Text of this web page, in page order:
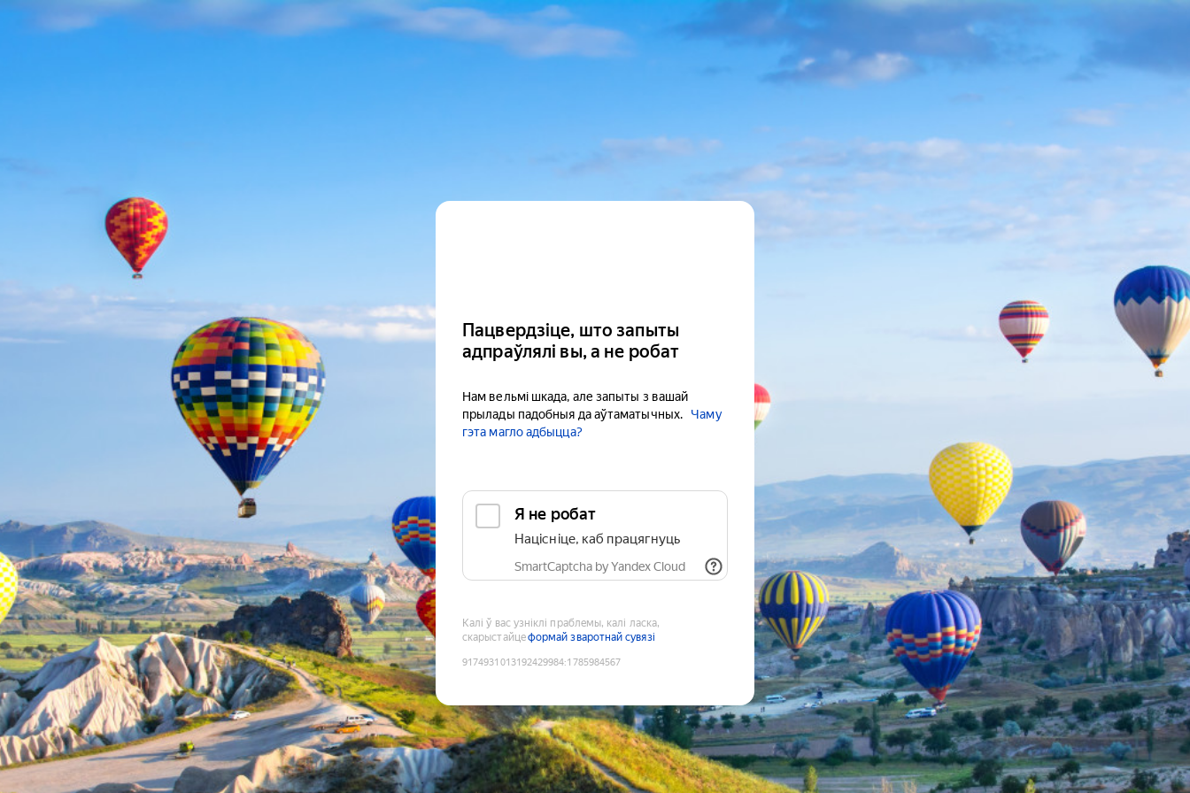
Пацвердзіце, што запыты
адпраўлялі вы, а не робат
Нам вельмі шкада, але запыты з вашай
прылады падобныя да аўтаматычных.
Чаму
гэта магло адбыцца?
Я не робат
Націсніце, каб працягнуць
SmartCaptcha by Yandex Cloud
Калі ў вас узніклі праблемы, калі ласка,
скарыстайцеформай зваротнай сувязі
9174931013192429984:1785984567